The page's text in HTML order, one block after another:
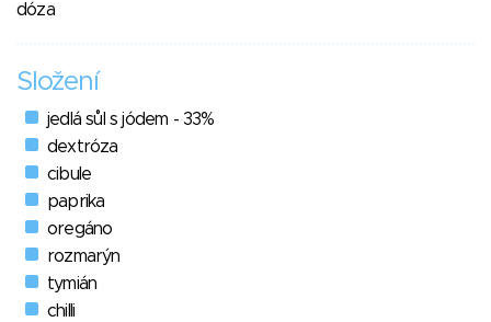
dóza
Složení
jedlá sůl s jódem - 33%
dextróza
cibule
paprika
oregáno
rozmarýn
tymián
chilli